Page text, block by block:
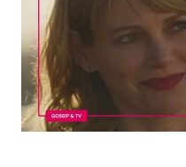
Benessere
Casa